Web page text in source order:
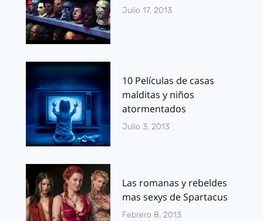
Julio 17, 2013
10 Películas de casas
malditas y niños
atormentados
Julio 3, 2013
Las romanas y rebeldes
mas sexys de Spartacus
Febrero 8, 2013